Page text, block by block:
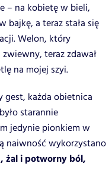
– na kobietę w bieli,
bajkę, a teraz stała się
Welon, który
teraz zdawał
na mojej szyi.
gest, każda obietnica
starannie
jedynie pionkiem w
naiwność wykorzystano
żal i potworny ból,